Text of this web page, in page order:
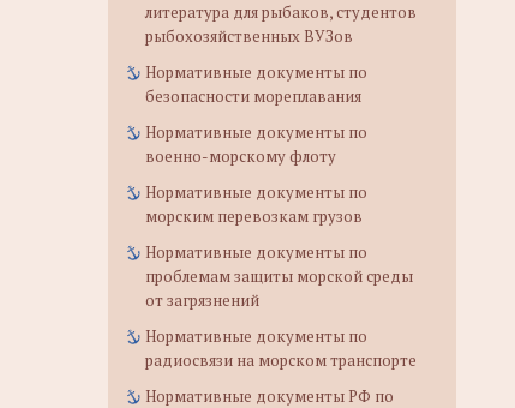
литература для рыбаков, студентов
рыбохозяйственных ВУЗов
Нормативные документы по
безопасности мореплавания
Нормативные документы по
военно-морскому флоту
Нормативные документы по
морским перевозкам грузов
Нормативные документы по
проблемам защиты морской среды
от загрязнений
Нормативные документы по
радиосвязи на морском транспорте
Нормативные документы РФ по